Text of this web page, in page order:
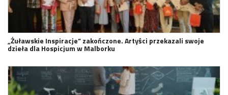
„Żuławskie Inspiracje” zakończone. Artyści przekazali swoje
dzieła dla Hospicjum w Malborku